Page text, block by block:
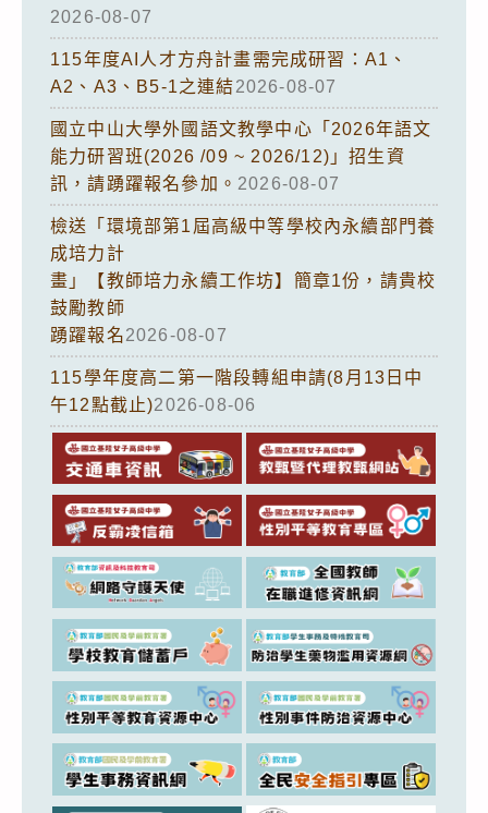
2026-08-07
115年度AI人才方舟計畫需完成研習：A1、
A2、A3、B5-1之連結2026-08-07
國立中山大學外國語文教學中心「2026年語文
能力研習班(2026 /09 ~ 2026/12)」招生資
訊，請踴躍報名參加。 2026-08-07
檢送「環境部第1屆高級中等學校內永續部門養
成培力計
畫」【教師培力永續工作坊】簡章1份，請貴校
鼓勵教師
踴躍報名2026-08-07
115學年度高二第一階段轉組申請(8月13日中
午12點截止)2026-08-06